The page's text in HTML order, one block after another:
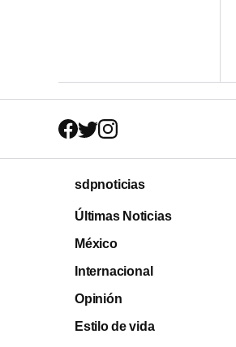
sdpnoticias
Últimas Noticias
México
Internacional
Opinión
Estilo de vida